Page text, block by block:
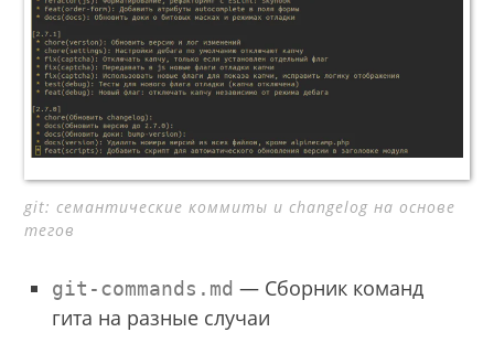
git: семантические коммиты и changelog на основе
тегов
git-commands.md — Сборник команд
гита на разные случаи